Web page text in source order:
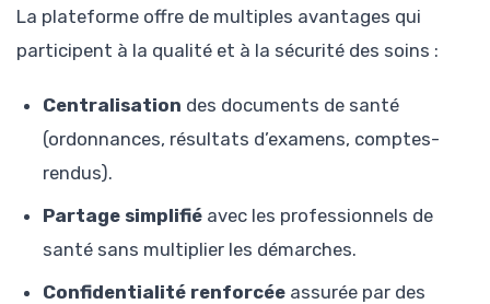
La plateforme offre de multiples avantages qui
participent à la qualité et à la sécurité des soins :
Centralisation des documents de santé
(ordonnances, résultats d’examens, comptes-
rendus).
Partage simplifié avec les professionnels de
santé sans multiplier les démarches.
Confidentialité renforcée assurée par des